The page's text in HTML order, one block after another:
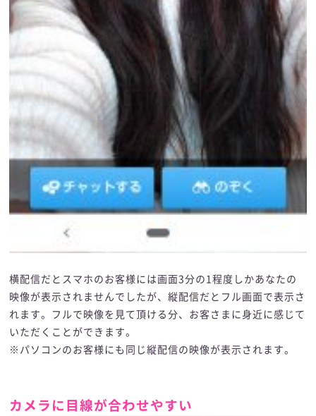
横配信だとスマホのお客様には画面3分の1程度しかあなたの
映像が表示されませんでしたが、縦配信だとフル画面で表示さ
れます。フルで映像を見て頂ける分、お客さまに身近に感じて
いただくことができます。
※パソコンのお客様にも同じ縦配信の映像が表示されます。
カメラに目線が合わせやすい